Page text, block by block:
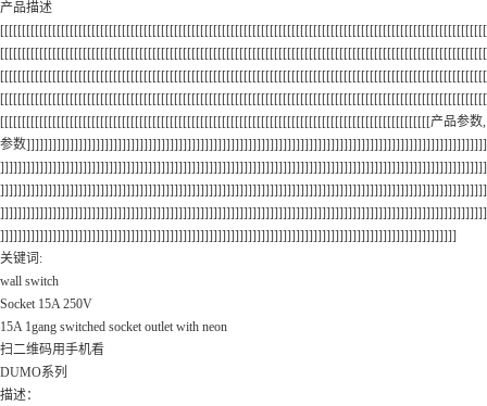
产品描述
[[[[[[[[[[[[[[[[[[[[[[[[[[[[[[[[[[[[[[[[[[[[[[[[[[[[[[[[[[[[[[[[[[[[[[[[[[[[[[[[[[[[[[[[[[[[[[[[[[[[[[[[[[[[[[[[
[[[[[[[[[[[[[[[[[[[[[[[[[[[[[[[[[[[[[[[[[[[[[[[[[[[[[[[[[[[[[[[[[[[[[[[[[[[[[[[[[[[[[[[[[[[[[[[[[[[[[[[[[[[[[[[[
[[[[[[[[[[[[[[[[[[[[[[[[[[[[[[[[[[[[[[[[[[[[[[[[[[[[[[[[[[[[[[[[[[[[[[[[[[[[[[[[[[[[[[[[[[[[[[[[[[[[[[[[[[[[[[[[
[[[[[[[[[[[[[[[[[[[[[[[[[[[[[[[[[[[[[[[[[[[[[[[[[[[[[[[[[[[[[[[[[[[[[[[[[[[[[[[[[[[[[[[[[[[[[[[[[[[[[[[[[[[[[[[[
[[[[[[[[[[[[[[[[[[[[[[[[[[[[[[[[[[[[[[[[[[[[[[[[[[[[[[[[[[[[[[[[[[[[[[[[[[[[[[[[[[[[[[[[[[[[[[[[[[[产品参数,
参数]]]]]]]]]]]]]]]]]]]]]]]]]]]]]]]]]]]]]]]]]]]]]]]]]]]]]]]]]]]]]]]]]]]]]]]]]]]]]]]]]]]]]]]]]]]]]]]]]]]]]]]]]]
]]]]]]]]]]]]]]]]]]]]]]]]]]]]]]]]]]]]]]]]]]]]]]]]]]]]]]]]]]]]]]]]]]]]]]]]]]]]]]]]]]]]]]]]]]]]]]]]]]]]]]]]]]]]]]]]
]]]]]]]]]]]]]]]]]]]]]]]]]]]]]]]]]]]]]]]]]]]]]]]]]]]]]]]]]]]]]]]]]]]]]]]]]]]]]]]]]]]]]]]]]]]]]]]]]]]]]]]]]]]]]]]]
]]]]]]]]]]]]]]]]]]]]]]]]]]]]]]]]]]]]]]]]]]]]]]]]]]]]]]]]]]]]]]]]]]]]]]]]]]]]]]]]]]]]]]]]]]]]]]]]]]]]]]]]]]]]]]]]
]]]]]]]]]]]]]]]]]]]]]]]]]]]]]]]]]]]]]]]]]]]]]]]]]]]]]]]]]]]]]]]]]]]]]]]]]]]]]]]]]]]]]]]]]]]]]]]]]]]]]]]]]
关键词:
wall switch
Socket 15A 250V
15A 1gang switched socket outlet with neon
扫二维码用手机看
DUMO系列
描述：